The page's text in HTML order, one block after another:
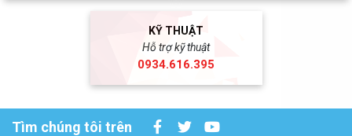
KỸ THUẬT
Hỗ trợ kỹ thuật
0934.616.395
Tìm chúng tôi trên